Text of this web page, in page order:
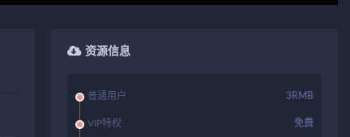
资源信息
普通用户 3RMB
VIP特权 免费